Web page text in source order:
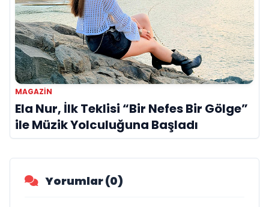
MAGAZIN
Ela Nur, İlk Teklisi “Bir Nefes Bir Gölge”
ile Müzik Yolculuğuna Başladı
Yorumlar (0)